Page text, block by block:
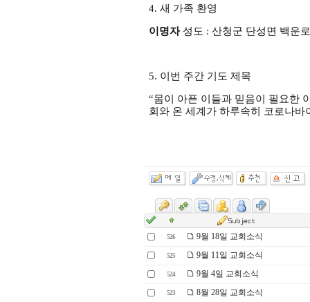
4. 새 가족 환영
이명자 성도 : 산청군 단성면 백운
5. 이번 주간 기도 제목
“몸이 아픈 이들과 믿음이 필요한
회와 온 세계가 하루속히 코로나
526 9월 18일 교회소식
525 9월 11일 교회소식
524 9월 4일 교회소식
523 8월 28일 교회소식